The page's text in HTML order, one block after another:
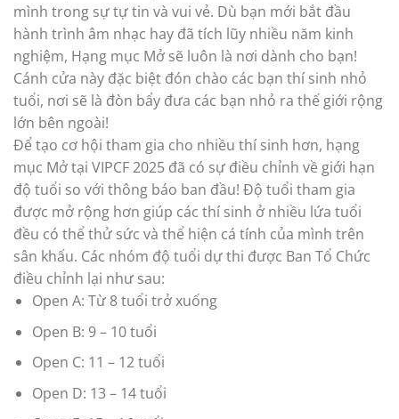
mình trong sự tự tin và vui vẻ. Dù bạn mới bắt đầu
hành trình âm nhạc hay đã tích lũy nhiều năm kinh
nghiệm, Hạng mục Mở sẽ luôn là nơi dành cho bạn!
Cánh cửa này đặc biệt đón chào các bạn thí sinh nhỏ
tuổi, nơi sẽ là đòn bẩy đưa các bạn nhỏ ra thế giới rộng
lớn bên ngoài!
Để tạo cơ hội tham gia cho nhiều thí sinh hơn, hạng
mục Mở tại VIPCF 2025 đã có sự điều chỉnh về giới hạn
độ tuổi so với thông báo ban đầu! Độ tuổi tham gia
được mở rộng hơn giúp các thí sinh ở nhiều lứa tuổi
đều có thể thử sức và thể hiện cá tính của mình trên
sân khấu. Các nhóm độ tuổi dự thi được Ban Tổ Chức
điều chỉnh lại như sau:
Open A: Từ 8 tuổi trở xuống
Open B: 9 – 10 tuổi
Open C: 11 – 12 tuổi
Open D: 13 – 14 tuổi